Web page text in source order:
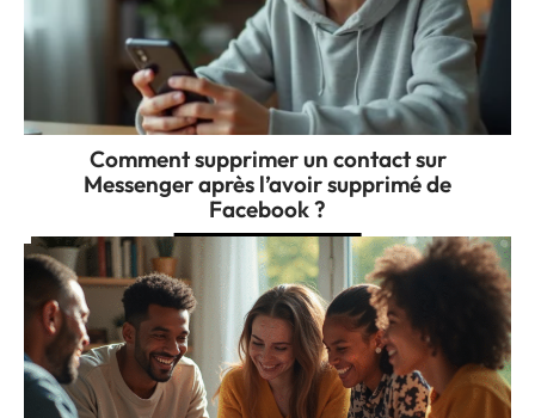
Comment supprimer un contact sur
Messenger après l’avoir supprimé de
Facebook ?